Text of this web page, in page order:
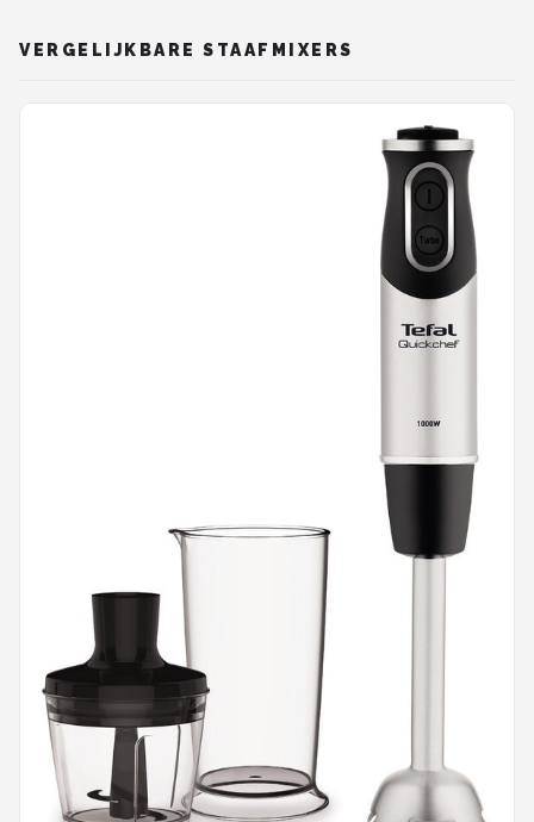
VERGELIJKBARE STAAFMIXERS